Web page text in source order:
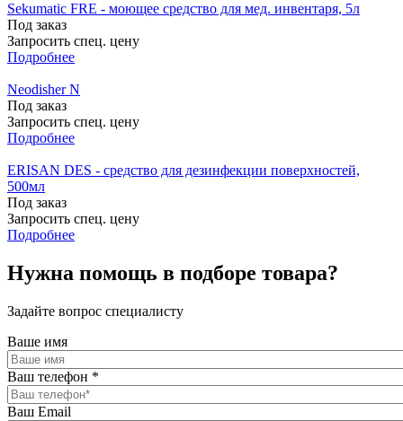
Sekumatic FRE - моющее средство для мед. инвентаря, 5л
Под заказ
Запросить спец. цену
Подробнее
Neodisher N
Под заказ
Запросить спец. цену
Подробнее
ERISAN DES - средство для дезинфекции поверхностей,
500мл
Под заказ
Запросить спец. цену
Подробнее
Нужна помощь в подборе товара?
Задайте вопрос специалисту
Ваше имя
Ваш телефон *
Ваш Email